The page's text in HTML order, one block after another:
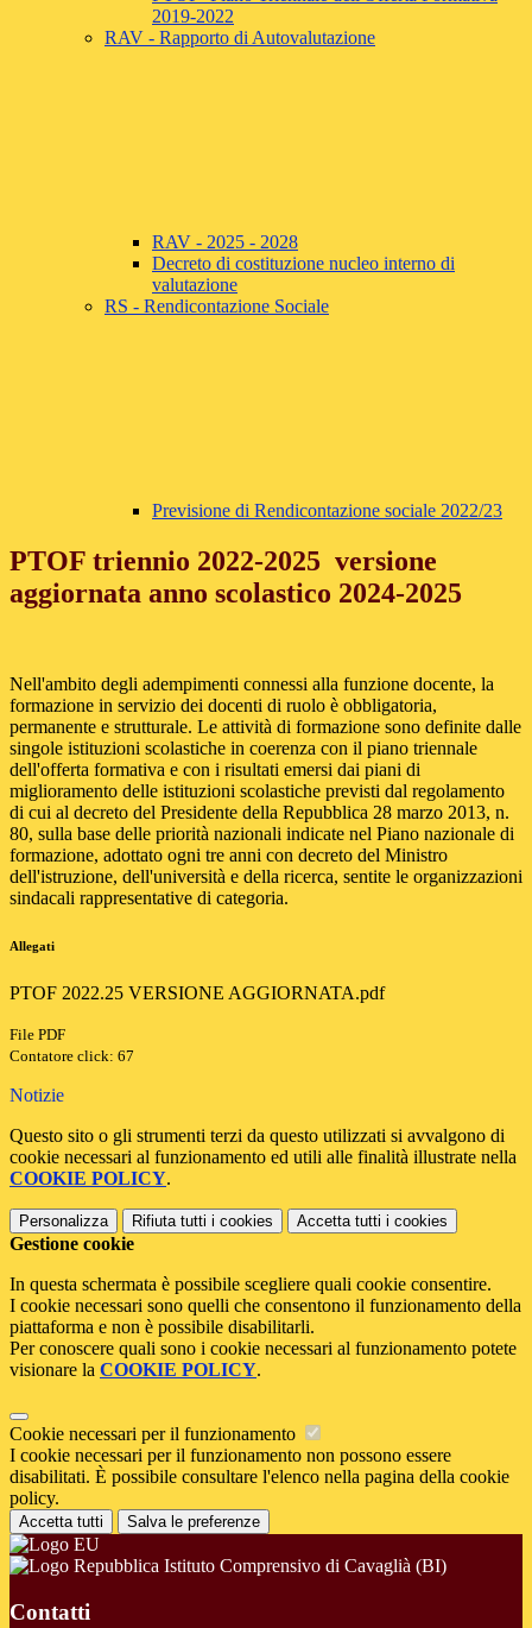
2019-2022
RAV - Rapporto di Autovalutazione
RAV - 2025 - 2028
Decreto di costituzione nucleo interno di
valutazione
RS - Rendicontazione Sociale
Previsione di Rendicontazione sociale 2022/23
PTOF triennio 2022-2025 versione
aggiornata anno scolastico 2024-2025
Nell'ambito degli adempimenti connessi alla funzione docente, la
formazione in servizio dei docenti di ruolo è obbligatoria,
permanente e strutturale. Le attività di formazione sono definite dalle
singole istituzioni scolastiche in coerenza con il piano triennale
dell'offerta formativa e con i risultati emersi dai piani di
miglioramento delle istituzioni scolastiche previsti dal regolamento
di cui al decreto del Presidente della Repubblica 28 marzo 2013, n.
80, sulla base delle priorità nazionali indicate nel Piano nazionale di
formazione, adottato ogni tre anni con decreto del Ministro
dell'istruzione, dell'università e della ricerca, sentite le organizzazioni
sindacali rappresentative di categoria.
Allegati
PTOF 2022.25 VERSIONE AGGIORNATA.pdf
File PDF
Contatore click: 67
Notizie
Questo sito o gli strumenti terzi da questo utilizzati si avvalgono di
cookie necessari al funzionamento ed utili alle finalità illustrate nella
COOKIE POLICY.
Personalizza Rifiuta tutti i cookies Accetta tutti i cookies
Gestione cookie
In questa schermata è possibile scegliere quali cookie consentire.
I cookie necessari sono quelli che consentono il funzionamento della
piattaforma e non è possibile disabilitarli.
Per conoscere quali sono i cookie necessari al funzionamento potete
visionare la COOKIE POLICY.
Cookie necessari per il funzionamento
I cookie necessari per il funzionamento non possono essere
disabilitati. È possibile consultare l'elenco nella pagina della cookie
policy.
Accetta tutti Salva le preferenze
Istituto Comprensivo di Cavaglià (BI)
Contatti